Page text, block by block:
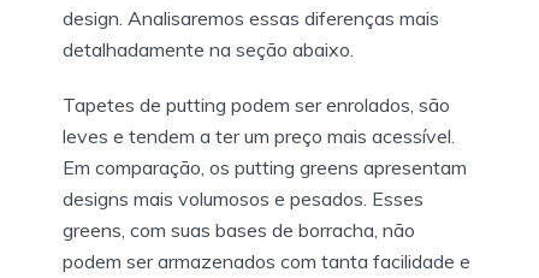
design. Analisaremos essas diferenças mais
detalhadamente na seção abaixo.
Tapetes de putting podem ser enrolados, são
leves e tendem a ter um preço mais acessível.
Em comparação, os putting greens apresentam
designs mais volumosos e pesados. Esses
greens, com suas bases de borracha, não
podem ser armazenados com tanta facilidade e